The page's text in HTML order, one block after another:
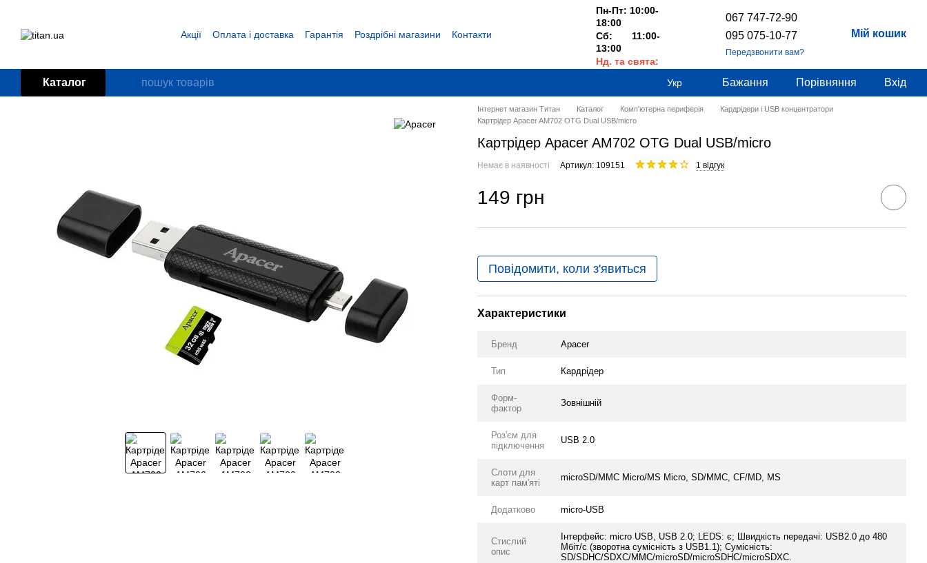
Акції Оплата і доставка Гарантія Роздрібні магазини
Контакти
Пн-Пт: 10:00-
18:00
Сб: 11:00-
13:00
Нд. та свята:
067 747-72-90
095 075-10-77
Передзвонити вам?
Мій кошик
Каталог Укр Бажання Порівняння Вхід
Інтернет магазин Титан Каталог Комп'ютерна периферія
Кардрідери і USB концентратори
Картрідер Apacer AM702 OTG Dual USB/micro
Картрідер Apacer AM702 OTG Dual USB/micro
Немає в наявності Артикул: 109151 1 відгук
149 грн
Повідомити, коли з'явиться
Характеристики
Бренд Apacer
Тип Кардрідер
Форм-
фактор
Зовнішній
Роз'єм для
підключення
USB 2.0
Слоти для
карт пам'яті
microSD/MMC Micro/MS Micro, SD/MMC, CF/MD, MS
Додатково micro-USB
Стислий
опис
Інтерфейс: micro USB, USB 2.0; LEDS: є; Швидкість передачі: USB2.0 до 480
Мбіт/с (зворотна сумісність з USB1.1); Сумісність:
SD/SDHC/SDXC/MMC/microSD/microSDHC/microSDXC.